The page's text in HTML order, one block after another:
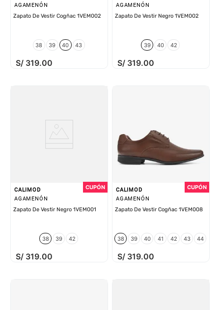
AGAMENÓN
Zapato De Vestir Cogñac 1VEM002
38 39 40 43
S/ 319.00
AGAMENÓN
Zapato De Vestir Negro 1VEM002
39 40 42
S/ 319.00
CALIMOD
AGAMENÓN
Zapato De Vestir Negro 1VEM001
38 39 42
S/ 319.00
CALIMOD
AGAMENÓN
Zapato De Vestir Cogñac 1VEM008
38 39 40 41 42 43 44
S/ 319.00